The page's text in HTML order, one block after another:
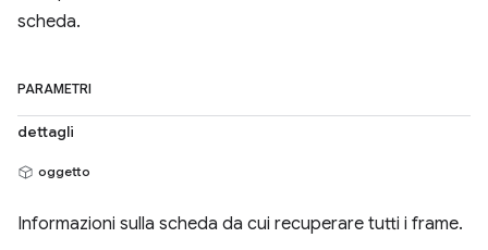
scheda.
PARAMETRI
dettagli
oggetto
Informazioni sulla scheda da cui recuperare tutti i frame.